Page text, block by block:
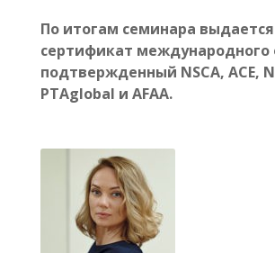
По итогам семинара выдается
сертификат международного
подтвержденный NSCA, ACE,
PTAglobal и AFAA.